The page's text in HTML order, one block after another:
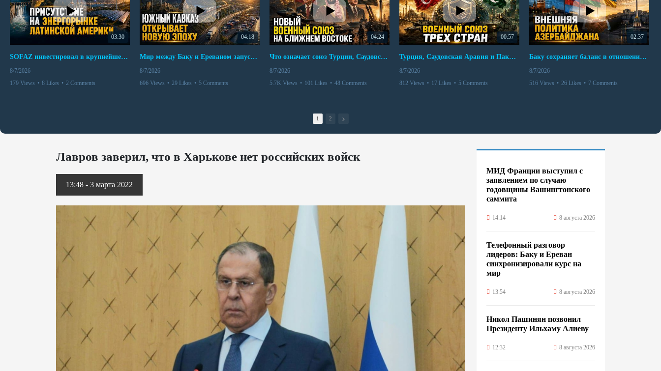
03:30
SOFAZ инвестировал в крупнейшего независимого производителя электроэнергии Перу
8/7/2026
179 Views • 8 Likes • 2 Comments
04:18
Мир между Баку и Ереваном запускает крупные логистические проекты
8/7/2026
696 Views • 29 Likes • 5 Comments
04:24
Что означает союз Турции, Саудовской Аравии и Пакистана?
8/7/2026
5.7K Views • 101 Likes • 48 Comments
00:57
Турция, Саудовская Аравия и Пакистан подписали соглашение о совместной обороне
8/7/2026
812 Views • 17 Likes • 5 Comments
02:37
Баку сохраняет баланс в отношениях с Москвой и Киевом
8/7/2026
516 Views • 26 Likes • 7 Comments
1 2
Лавров заверил, что в Харькове нет российских войск
13:48 - 3 марта 2022
МИД Франции выступил с
заявлением по случаю
годовщины Вашингтонского
саммита
14:14 8 августа 2026
Телефонный разговор
лидеров: Баку и Ереван
синхронизировали курс на
мир
13:54 8 августа 2026
Никол Пашинян позвонил
Президенту Ильхаму Алиеву
12:32 8 августа 2026